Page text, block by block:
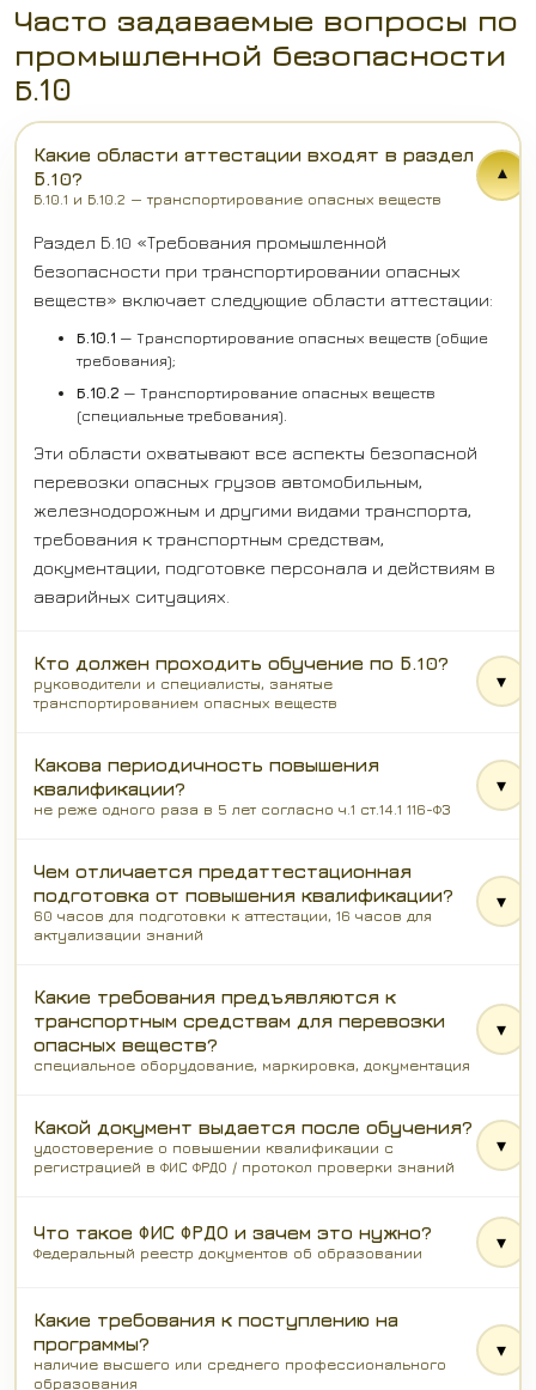
Часто задаваемые вопросы по
промышленной безопасности
Б.10
Какие области аттестации входят в раздел
Б.10?
Б.10.1 и Б.10.2 — транспортирование опасных веществ
▾
Раздел Б.10 «Требования промышленной
безопасности при транспортировании опасных
веществ» включает следующие области аттестации:
Б.10.1 — Транспортирование опасных веществ (общие
требования);
Б.10.2 — Транспортирование опасных веществ
(специальные требования).
Эти области охватывают все аспекты безопасной
перевозки опасных грузов автомобильным,
железнодорожным и другими видами транспорта,
требования к транспортным средствам,
документации, подготовке персонала и действиям в
аварийных ситуациях.
Кто должен проходить обучение по Б.10?
руководители и специалисты, занятые
транспортированием опасных веществ
▾
Какова периодичность повышения
квалификации?
не реже одного раза в 5 лет согласно ч.1 ст.14.1 116-ФЗ
▾
Чем отличается предаттестационная
подготовка от повышения квалификации?
60 часов для подготовки к аттестации, 16 часов для
актуализации знаний
▾
Какие требования предъявляются к
транспортным средствам для перевозки
опасных веществ?
специальное оборудование, маркировка, документация
▾
Какой документ выдается после обучения?
удостоверение о повышении квалификации с
регистрацией в ФИС ФРДО / протокол проверки знаний
▾
Что такое ФИС ФРДО и зачем это нужно?
Федеральный реестр документов об образовании
▾
Какие требования к поступлению на
программы?
наличие высшего или среднего профессионального
образования
▾